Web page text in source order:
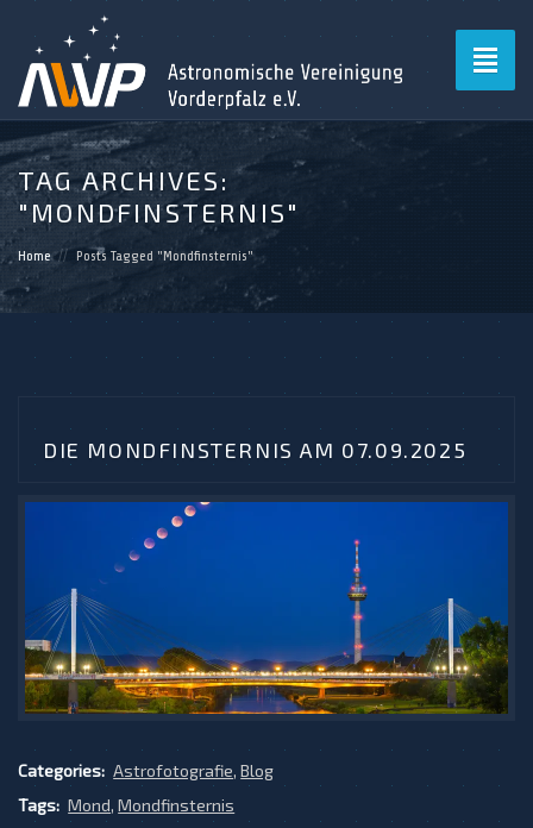
TAG ARCHIVES:
"MONDFINSTERNIS"
Home Posts Tagged "Mondfinsternis"
DIE MONDFINSTERNIS AM 07.09.2025
Categories: Astrofotografie,Blog
Tags: Mond,Mondfinsternis